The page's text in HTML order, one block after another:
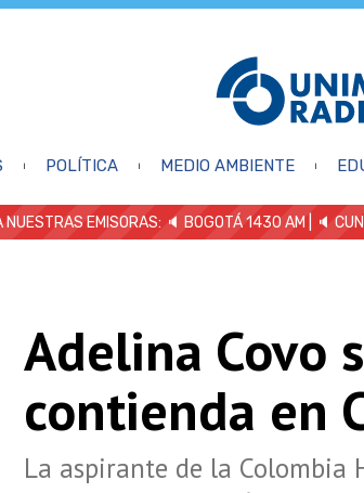
POLÍTICA MEDIO AMBIENTE
NUESTRAS EMISORAS: 🔈 BOGOTÁ 1430 AM | 🔈
Adelina Covo
contienda en
La aspirante de la Colombia